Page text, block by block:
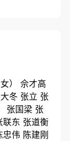
） 佘才高
冬 张立 张
张国梁 张
东 张道衡
忠伟 陈建刚